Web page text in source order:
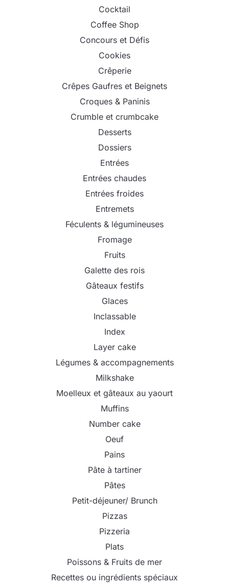
Cocktail
Coffee Shop
Concours et Défis
Cookies
Crêperie
Crêpes Gaufres et Beignets
Croques & Paninis
Crumble et crumbcake
Desserts
Dossiers
Entrées
Entrées chaudes
Entrées froides
Entremets
Féculents & légumineuses
Fromage
Fruits
Galette des rois
Gâteaux festifs
Glaces
Inclassable
Index
Layer cake
Légumes & accompagnements
Milkshake
Moelleux et gâteaux au yaourt
Muffins
Number cake
Oeuf
Pains
Pâte à tartiner
Pâtes
Petit-déjeuner/ Brunch
Pizzas
Pizzeria
Plats
Poissons & Fruits de mer
Recettes ou ingrédients spéciaux